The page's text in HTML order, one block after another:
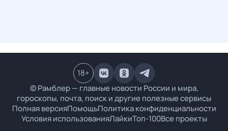
© Рамблер — главные новости России и мира,
гороскопы, почта, поиск и другие полезные сервисы
Полная версияПомощьПолитика конфиденциальности
Условия использованияЛайкиТоп-100Все проекты
18+